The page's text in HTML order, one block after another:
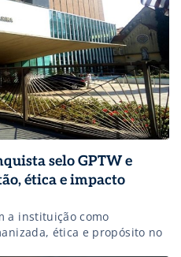
selo GPTW e
ética e impacto
a instituição como
ética e propósito no